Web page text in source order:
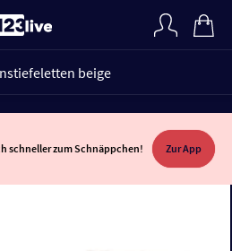
beige
schneller zum Schnäppchen! Zur App